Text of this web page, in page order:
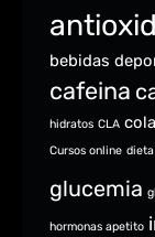
bebidas
cafeina
hidratos CLA
Cursos online
glucemia
hormonas apetito